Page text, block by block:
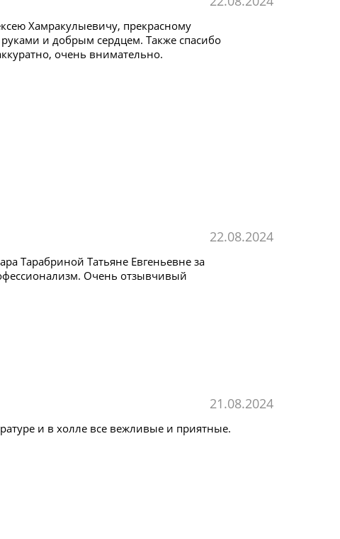
Хамракулыевичу, прекрасному
и добрым сердцем. Также спасибо
очень внимательно.
22.08.2024
Тарабриной Татьяне Евгеньевне за
Очень отзывчивый
21.08.2024
и в холле все вежливые и приятные.